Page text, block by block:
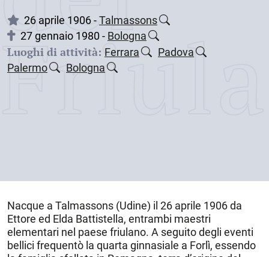
26 aprile 1906 -Talmassons
27 gennaio 1980 - Bologna
Luoghi di attività: Ferrara
Padova
Palermo
Bologna
Nacque a Talmassons (Udine) il 26 aprile 1906da
Ettore ed Elda Battistella, entrambi maestri
elementari nel paese friulano. A seguito degli eventi
bellici frequentò la quarta ginnasiale a Forlì, essendo